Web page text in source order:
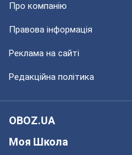
Про компанію
Правова інформація
Реклама на сайті
Редакційна політика
OBOZ.UA
Моя Школа